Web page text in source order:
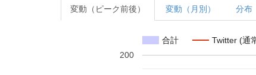
変動（ピーク前後） 変動（月別） 分布
合計 Twitter (通
200